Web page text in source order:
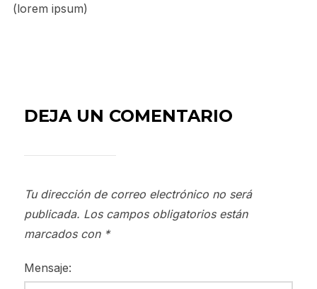
(lorem ipsum)
DEJA UN COMENTARIO
Tu dirección de correo electrónico no será
publicada. Los campos obligatorios están
marcados con *
Mensaje: